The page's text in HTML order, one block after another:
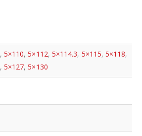
, 5×110,5×112, 5×114.3, 5×115,5×118,
, 5×127,5×130